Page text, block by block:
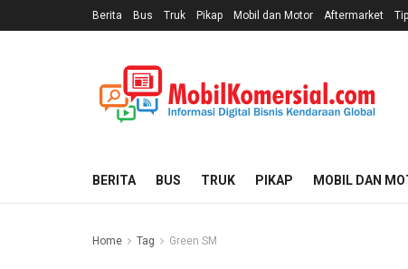
Berita Bus Truk Pikap Mobil dan Motor Aftermarket
BERITA BUS TRUK PIKAP MOBIL DAN
Home Tag Green SM